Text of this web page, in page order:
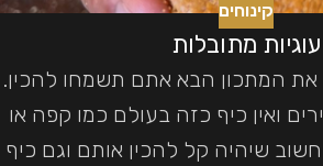
קינוחים
עוגיות מתובלות
המתכון הבא אתם תשמחו להכין.
ואין כיף כזה בעולם כמו קפה או
שיהיה קל להכין אותם וגם כיף